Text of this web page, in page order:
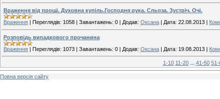
Враження від прощі. Духовна купіль.Господня рука. Сльоза. Зустріч. Очі.
Враження | Переглядів: 1058 | Завантажень: 0 | Додав: Оксана | Дата: 22.08.2013 |
Розповідь випадкового прочанина
Враження | Переглядів: 1073 | Завантажень: 0 | Додав: Оксана | Дата: 19.08.2013 |
1-10 11-20 41-50 51-
Повна версія сайту